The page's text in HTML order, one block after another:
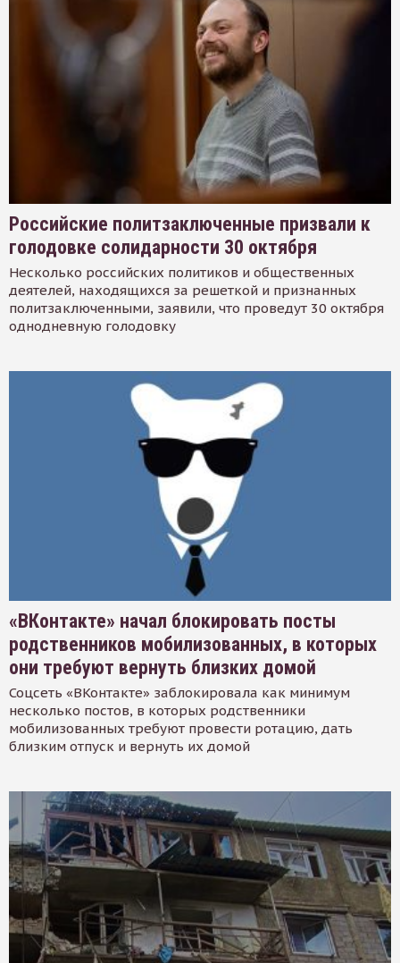
Российские политзаключенные призвали к
голодовке солидарности 30 октября
Несколько российских политиков и общественных
деятелей, находящихся за решеткой и признанных
политзаключенными, заявили, что проведут 30 октября
однодневную голодовку
«ВКонтакте» начал блокировать посты
родственников мобилизованных, в которых
они требуют вернуть близких домой
Соцсеть «ВКонтакте» заблокировала как минимум
несколько постов, в которых родственники
мобилизованных требуют провести ротацию, дать
близким отпуск и вернуть их домой